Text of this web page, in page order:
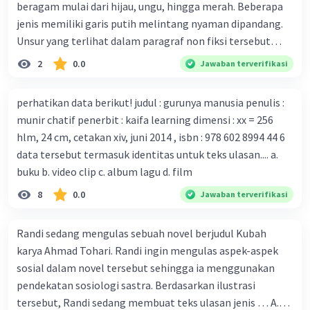
kekebalan, Melbourne, Julian Druce, menyatakan mereka
mengembangkan virus Corona versi laboratorium dari
tubuh pasien yang terinfeksi untuk uji coba. Tanggapan
yang sesuai dengan berita tersebut adalah ... A.
serangan virus Corona dengan menemukan vaksin virus
tersebut. B. Para ilmuan perlu segera mempelajari virus
corona yang menjadi masalah besar bagi kesehatan dunia
karena persebarannya sangat cepat. C. Masyarakat perlu
mawas diri dan menjaga kesehatan dalam menghadapi
serangan virus corona yang mulai menyebar di Indonesia,
D. Virus corona menjadi masalah besar bagi kesehatan
beragam mulai dari hijau, ungu, hingga merah. Beberapa
jenis memiliki garis putih melintang nyaman dipandang.
Unsur yang terlihat dalam paragraf non fiksi tersebut
adalah... A. cara menyajikan isi buku B. bahasa yang
digunakan C. tokoh dan penokohan D. penyajian alur cerita
2 0.0 Jawaban terverifikasi
perhatikan data berikut! judul : gurunya manusia penulis :
munir chatif penerbit : kaifa learning dimensi : xx = 256
hlm, 24 cm, cetakan xiv, juni 2014 , isbn : 978 602 8994 44 6
data tersebut termasuk identitas untuk teks ulasan.... a.
buku b. video clip c. album lagu d. film
8 0.0 Jawaban terverifikasi
Randi sedang mengulas sebuah novel berjudul Kubah
karya Ahmad Tohari. Randi ingin mengulas aspek-aspek
sosial dalam novel tersebut sehingga ia menggunakan
pendekatan sosiologi sastra. Berdasarkan ilustrasi
tersebut, Randi sedang membuat teks ulasan jenis … A.